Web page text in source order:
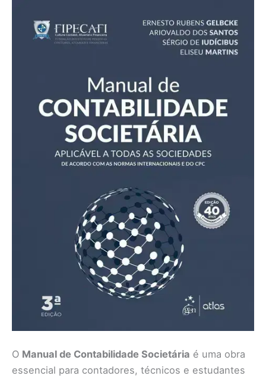
O Manual de Contabilidade Societária é uma obra
essencial para contadores, técnicos e estudantes